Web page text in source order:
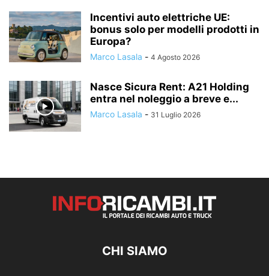
Incentivi auto elettriche UE:
bonus solo per modelli prodotti in
Europa?
Marco Lasala - 4 Agosto 2026
Nasce Sicura Rent: A21 Holding
entra nel noleggio a breve e...
Marco Lasala - 31 Luglio 2026
CHI SIAMO